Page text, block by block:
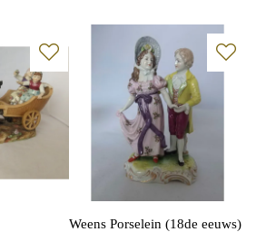
Weens Porselein (18de eeuws)